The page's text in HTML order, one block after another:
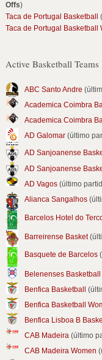
Offs)
Taca de Portugal Basketball
Taca de Portugal Basketball
Active Basketball
ABC Santo Andre
Academica Coimbra
Academica Coimbra
AD Galomar(último
AD Sanjoanense
AD Sanjoanense
AD Vagos(último
Alianca Sangalhos
Barcelos Hotel do
Barreirense Basket
Basquete de Barcelos
Belenenses Basketball
Benfica Basketball
Benfica Basketball
Benfica Lisboa B
CAB Madeira (último
CAB Madeira Women